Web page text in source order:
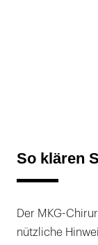
So klären
Der MKG-
nützliche